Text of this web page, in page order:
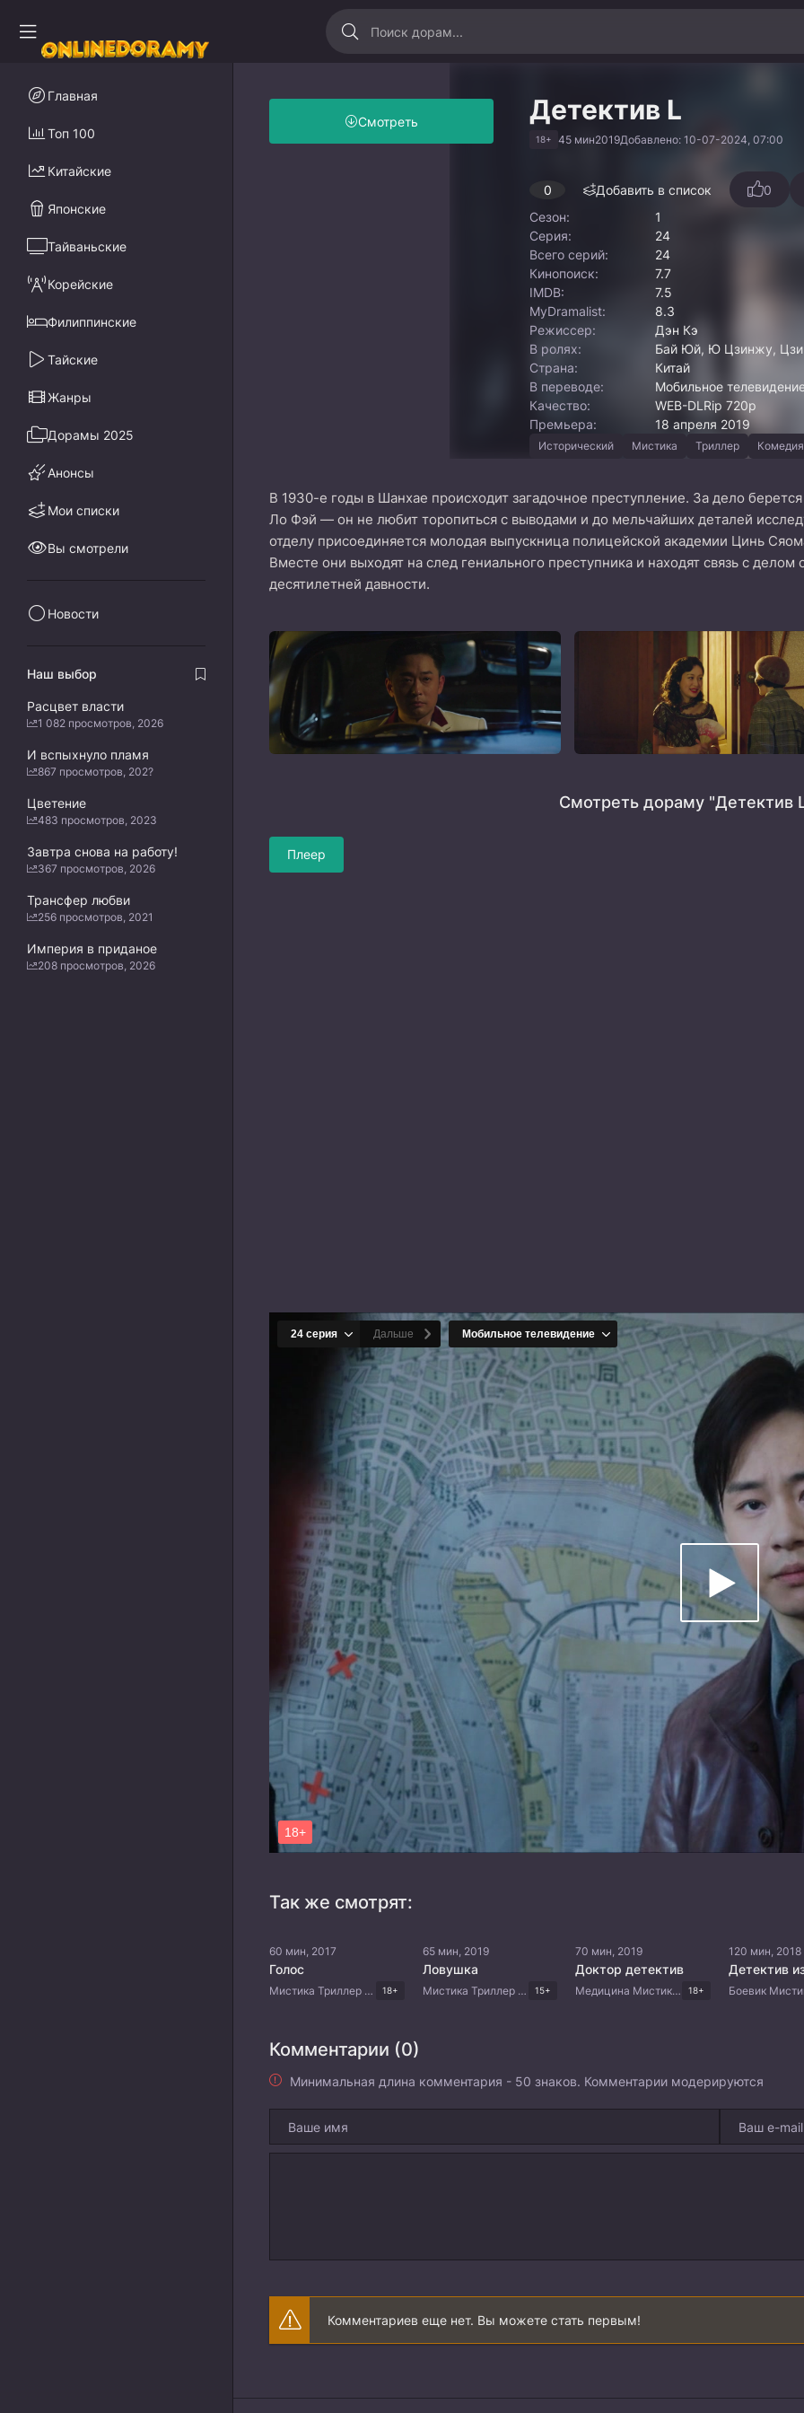
Детектив L
18+ 45 мин2019Добавлено: 10-07-2024, 07:00
Смотреть
0 Добавить в список 0
Сезон:
1
Серия:
24
Всего серий:
24
Кинопоиск:
7.7
IMDB:
7.5
MyDramalist:
8.3
Режиссер:
Дэн Кэ
В ролях:
Бай Юй, Ю Цзинжу, Цзи
Страна:
Китай
В переводе:
Мобильное
Качество:
WEB-DLRip 720p
Премьера:
18 апреля 2019
Исторический Мистика Триллер Комедия
В 1930-е годы в Шанхае происходит загадочное преступление. За дело
Ло Фэй — он не любит торопиться с выводами и до мельчайших деталей
отделу присоединяется молодая выпускница полицейской академии Цинь
Вместе они выходят на след гениального преступника и находят связь с
десятилетней давности.
Смотреть дораму "Детектив
Плеер
Так же смотрят:
60 мин, 2017
Голос
Мистика Триллер Корейские дорамы 18+
65 мин, 2019
Ловушка
Мистика Триллер Драма Корейские дорамы 15+
70 мин, 2019
Доктор детектив
Медицина Мистика Триллер Драма Корейские дорамы 18+
120 мин, 2018
Комментарии (0)
Минимальная длина комментария - 50 знаков. Комментарии модерируются
Комментариев еще нет. Вы можете стать первым!
Главная
Топ 100
Китайские
Японские
Тайваньские
Корейские
Филиппинские
Тайские
Жанры
Дорамы 2025
Анонсы
Мои списки
Вы смотрели
Новости
Наш выбор
Расцвет власти
1 082 просмотров, 2026
И вспыхнуло пламя
867 просмотров, 202?
Цветение
483 просмотров, 2023
Завтра снова на работу!
367 просмотров, 2026
Трансфер любви
256 просмотров, 2021
Империя в приданое
208 просмотров, 2026